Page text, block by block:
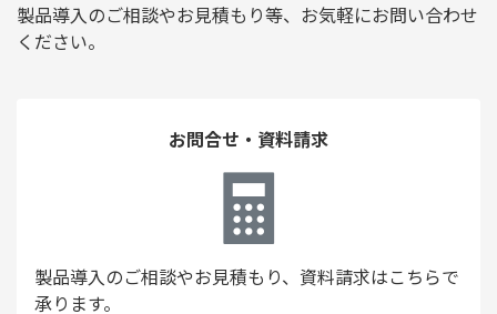
製品導入のご相談やお見積もり等、お気軽にお問い合わせ
ください。
お問合せ・資料請求
製品導入のご相談やお見積もり、資料請求はこちらで
承ります。